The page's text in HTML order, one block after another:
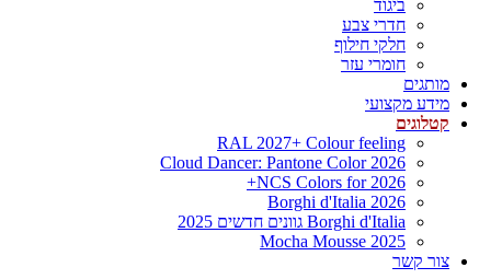
ביגוד
חדרי צבע
חלקי חילוף
חומרי עזר
מותגים
מידע מקצועי
קטלוגים
RAL 2027+ Colour feeling
Cloud Dancer: Pantone Color 2026
NCS Colors for 2026+
Borghi d'Italia 2026
Borghi d'Italia גוונים חדשים 2025
Mocha Mousse 2025
צור קשר